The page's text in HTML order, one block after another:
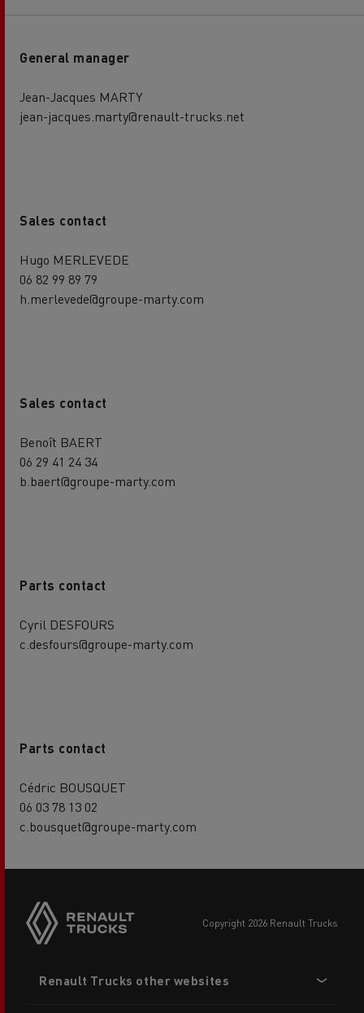
General manager
Jean-Jacques MARTY
jean-jacques.marty@renault-trucks.net
Sales contact
Hugo MERLEVEDE
06 82 99 89 79
h.merlevede@groupe-marty.com
Sales contact
Benoît BAERT
06 29 41 24 34
b.baert@groupe-marty.com
Parts contact
Cyril DESFOURS
c.desfours@groupe-marty.com
Parts contact
Cédric BOUSQUET
06 03 78 13 02
c.bousquet@groupe-marty.com
copyright 2026 Renault Trucks
menu
Renault Trucks other websites